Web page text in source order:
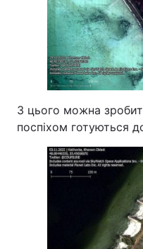
З цього можна
поспіхом готуються